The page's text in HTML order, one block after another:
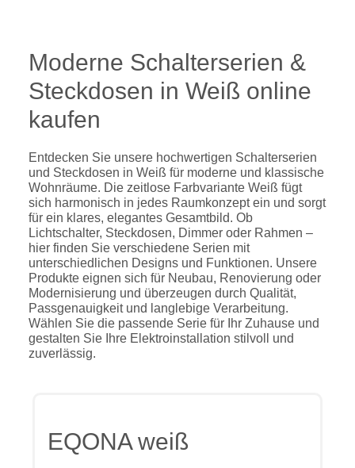
Moderne Schalterserien &
Steckdosen in Weiß online
kaufen
Entdecken Sie unsere hochwertigen Schalterserien
und Steckdosen in Weiß für moderne und klassische
Wohnräume. Die zeitlose Farbvariante Weiß fügt
sich harmonisch in jedes Raumkonzept ein und sorgt
für ein klares, elegantes Gesamtbild. Ob
Lichtschalter, Steckdosen, Dimmer oder Rahmen –
hier finden Sie verschiedene Serien mit
unterschiedlichen Designs und Funktionen. Unsere
Produkte eignen sich für Neubau, Renovierung oder
Modernisierung und überzeugen durch Qualität,
Passgenauigkeit und langlebige Verarbeitung.
Wählen Sie die passende Serie für Ihr Zuhause und
gestalten Sie Ihre Elektroinstallation stilvoll und
zuverlässig.
EQONA weiß